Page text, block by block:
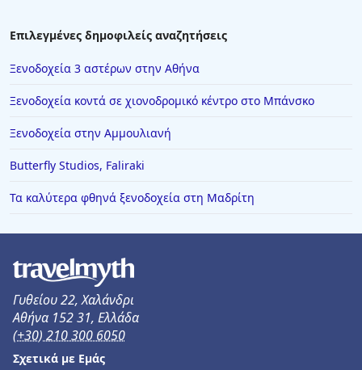
Επιλεγμένες δημοφιλείς αναζητήσεις
Ξενοδοχεία 3 αστέρων στην Αθήνα
Ξενοδοχεία κοντά σε χιονοδρομικό κέντρο στο Μπάνσκο
Ξενοδοχεία στην Αμμουλιανή
Butterfly Studios, Faliraki
Τα καλύτερα φθηνά ξενοδοχεία στη Μαδρίτη
Γυθείου 22, Χαλάνδρι
Αθήνα 152 31, Ελλάδα
(+30) 210 300 6050
Σχετικά με Εμάς